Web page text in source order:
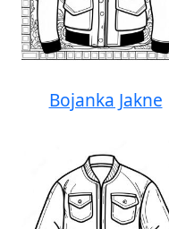
Bojanka Jakne